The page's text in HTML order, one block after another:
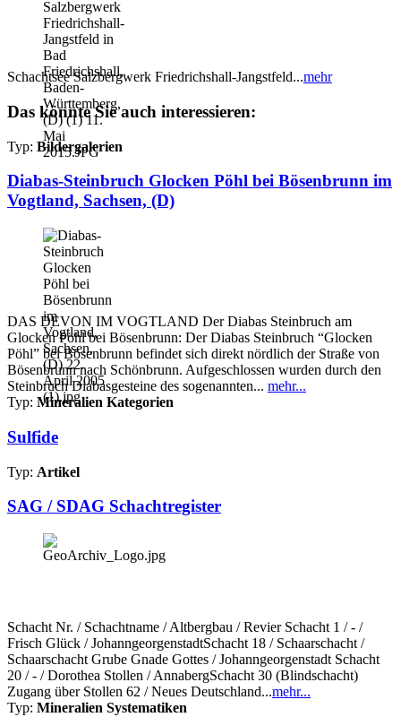
Schachtsee Salzbergwerk Friedrichshall-Jangstfeld...mehr
Das könnte Sie auch interessieren:
Typ: Bildergalerien
Diabas-Steinbruch Glocken Pöhl bei Bösenbrunn im
Vogtland, Sachsen, (D)
DAS DEVON IM VOGTLAND Der Diabas Steinbruch am
Glocken Pöhl bei Bösenbrunn: Der Diabas Steinbruch “Glocken
Pöhl” bei Bösenbrunn befindet sich direkt nördlich der Straße von
Bösenbrunn nach Schönbrunn. Aufgeschlossen wurden durch den
Steinbruch Diabasgesteine des sogenannten... mehr...
Typ: Mineralien Kategorien
Sulfide
Typ: Artikel
SAG / SDAG Schachtregister
Schacht Nr. / Schachtname / Altbergbau / Revier Schacht 1 / - /
Frisch Glück / JohanngeorgenstadtSchacht 18 / Schaarschacht /
Schaarschacht Grube Gnade Gottes / Johanngeorgenstadt Schacht
20 / - / Dorothea Stollen / AnnabergSchacht 30 (Blindschacht)
Zugang über Stollen 62 / Neues Deutschland...mehr...
Typ: Mineralien Systematiken